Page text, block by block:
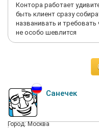
Контора работает
быть клиент сразу
названивать и
не особо шевлится
Санечек
Город: Москва